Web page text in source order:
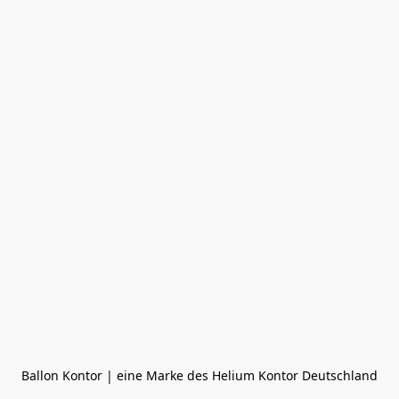
Ballon Kontor | eine Marke des Helium Kontor Deutschland